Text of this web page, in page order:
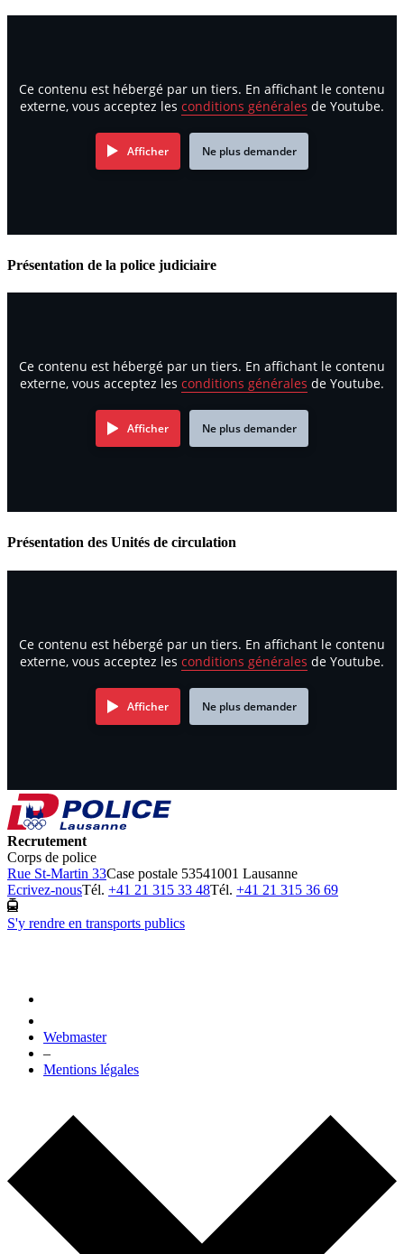
Ce contenu est hébergé par un tiers. En affichant le contenu
externe, vous acceptez les conditions générales de Youtube.
Afficher Ne plus demander
Présentation de la police judiciaire
Ce contenu est hébergé par un tiers. En affichant le contenu
externe, vous acceptez les conditions générales de Youtube.
Afficher Ne plus demander
Présentation des Unités de circulation
Ce contenu est hébergé par un tiers. En affichant le contenu
externe, vous acceptez les conditions générales de Youtube.
Afficher Ne plus demander
Recrutement
Corps de police
Rue St-Martin 33Case postale 53541001 Lausanne
Ecrivez-nousTél. +41 21 315 33 48Tél. +41 21 315 36 69
S'y rendre en transports publics
Webmaster
–
Mentions légales